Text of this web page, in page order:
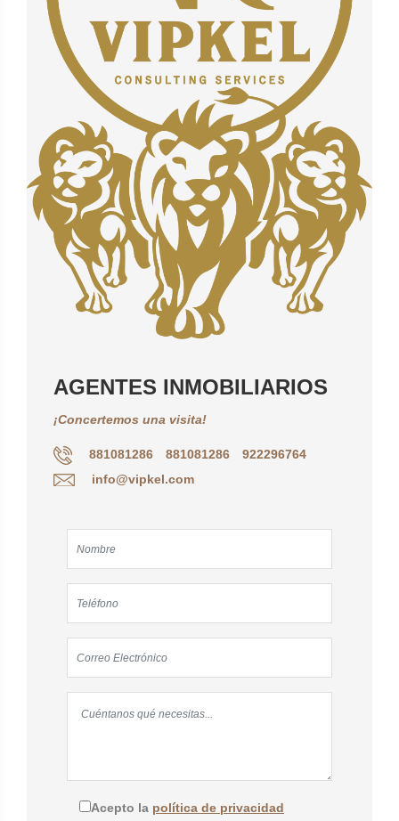
AGENTES INMOBILIARIOS
¡Concertemos una visita!
881081286 881081286
922296764
info@vipkel.com
Acepto la política de privacidad